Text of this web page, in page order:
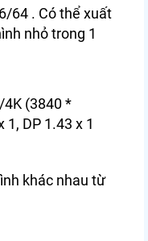
64 . Có thể xuất
nhỏ trong 1
(3840 *
1, DP 1.43 x 1
khác nhau từ